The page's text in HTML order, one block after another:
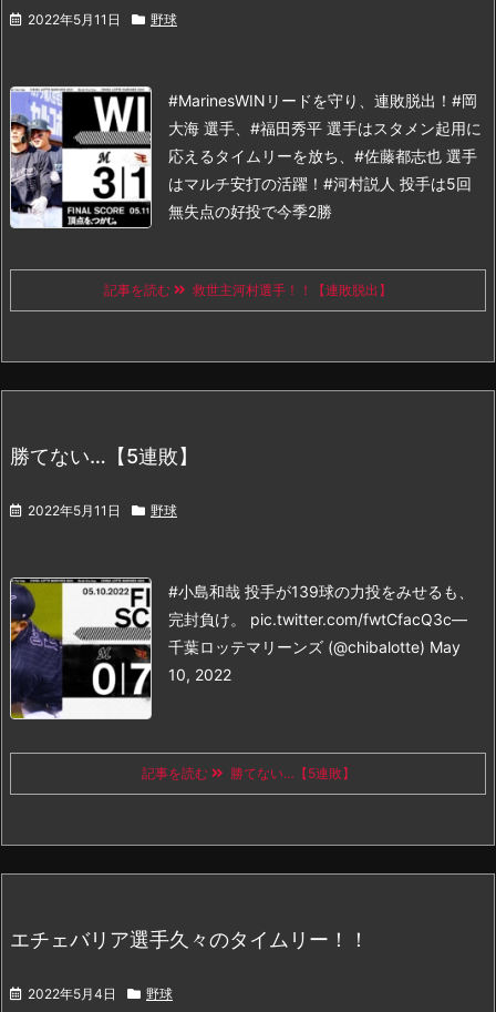
2022年5月11日 野球
#MarinesWIN リードを守り、連敗脱出！#岡
大海 選手、#福田秀平 選手はスタメン起用に
応えるタイムリーを放ち、#佐藤都志也 選手
はマルチ安打の活躍！#河村説人 投手は5回
無失点の好投で今季2勝
記事を読む 救世主河村選手！！【連敗脱出】
勝てない…【5連敗】
2022年5月11日 野球
#小島和哉 投手が139球の力投をみせるも、
完封負け。 pic.twitter.com/fwtCfacQ3c—
千葉ロッテマリーンズ (@chibalotte) May
10, 2022
記事を読む 勝てない…【5連敗】
エチェバリア選手久々のタイムリー！！
2022年5月4日 野球